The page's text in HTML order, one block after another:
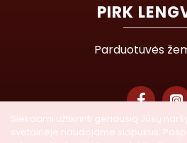
Siekdami užtikrinti geriausią Jūsų
svetainėje naudojame slapukus.
PIRK
Parduotuvės
© 2026 Lasegra UAB. Visos